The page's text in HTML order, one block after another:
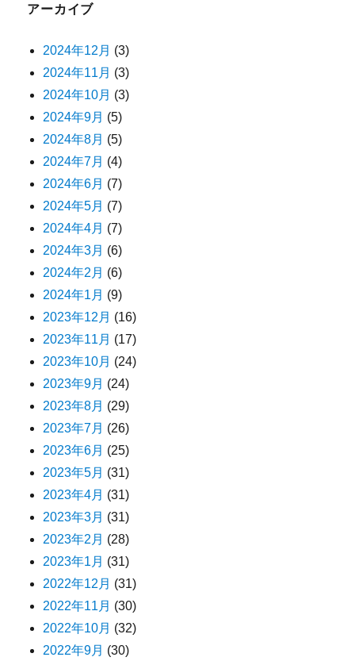
アーカイブ
2024年12月 (3)
2024年11月 (3)
2024年10月 (3)
2024年9月 (5)
2024年8月 (5)
2024年7月 (4)
2024年6月 (7)
2024年5月 (7)
2024年4月 (7)
2024年3月 (6)
2024年2月 (6)
2024年1月 (9)
2023年12月 (16)
2023年11月 (17)
2023年10月 (24)
2023年9月 (24)
2023年8月 (29)
2023年7月 (26)
2023年6月 (25)
2023年5月 (31)
2023年4月 (31)
2023年3月 (31)
2023年2月 (28)
2023年1月 (31)
2022年12月 (31)
2022年11月 (30)
2022年10月 (32)
2022年9月 (30)